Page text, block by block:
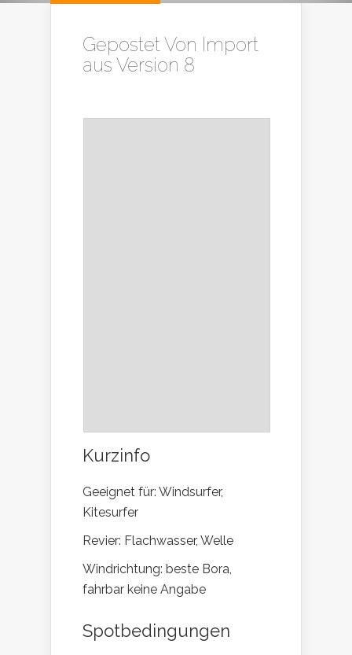
Gepostet Von Import
aus Version 8
Kurzinfo
Geeignet für: Windsurfer,
Kitesurfer
Revier: Flachwasser, Welle
Windrichtung: beste Bora,
fahrbar keine Angabe
Spotbedingungen